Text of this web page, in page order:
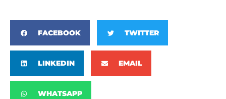
FACEBOOK TWITTER
LINKEDIN EMAIL
WHATSAPP